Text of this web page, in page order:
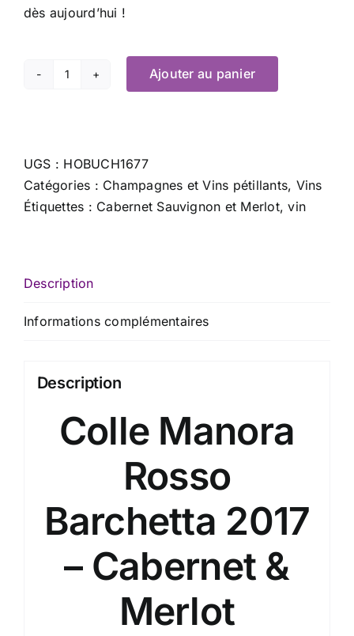
dès aujourd’hui !
quantité
Rosso
Barchetta
2017
cl
Ajouter au panier
UGS : HOBUCH1677
Catégories : Champagnes et Vins pétillants, Vins
Étiquettes : Cabernet Sauvignon et Merlot,vin
Description
Informations complémentaires
Description
Colle Manora
Rosso
Barchetta 2017
– Cabernet &
Merlot